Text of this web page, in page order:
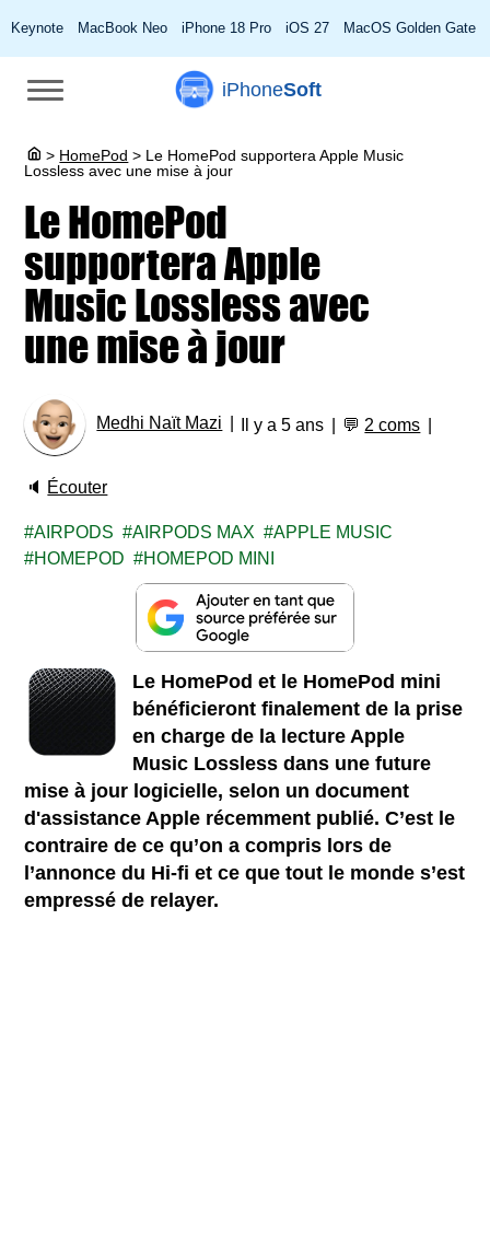
Keynote MacBook Neo iPhone 18 Pro iOS 27 MacOS Golden Gate
iPhoneSoft
> HomePod > Le HomePod supportera Apple Music
Lossless avec une mise à jour
Le HomePod
supportera Apple
Music Lossless avec
une mise à jour
Medhi Naït Mazi Il y a 5 ans 💬 2 coms
🔈 Écouter
AIRPODS AIRPODS MAX
APPLE MUSIC
HOMEPOD
HOMEPOD MINI
Le HomePod et le HomePod mini
bénéficieront finalement de la prise
en charge de la lecture Apple
Music Lossless dans une future
mise à jour logicielle, selon un document
d'assistance Apple récemment publié. C’est le
contraire de ce qu’on a compris lors de
l’annonce du Hi-fi et ce que tout le monde s’est
empressé de relayer.